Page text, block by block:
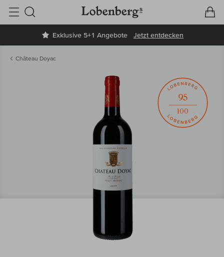
Exklusive 5+1 Angebote Jetzt entdecken
Suche
Château Doyac
95
100